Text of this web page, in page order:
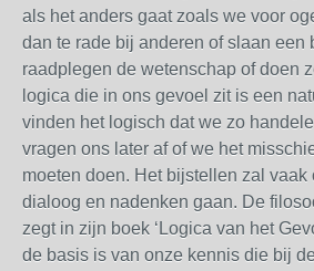
als het anders gaat zoals we voor
dan te rade bij anderen of slaan een
raadplegen de wetenschap of doen
logica die in ons gevoel zit is een
vinden het logisch dat we zo
vragen ons later af of we het
moeten doen. Het bijstellen zal vaak
dialoog en nadenken gaan. De
zegt in zijn boek ‘Logica van het
de basis is van onze kennis die bij